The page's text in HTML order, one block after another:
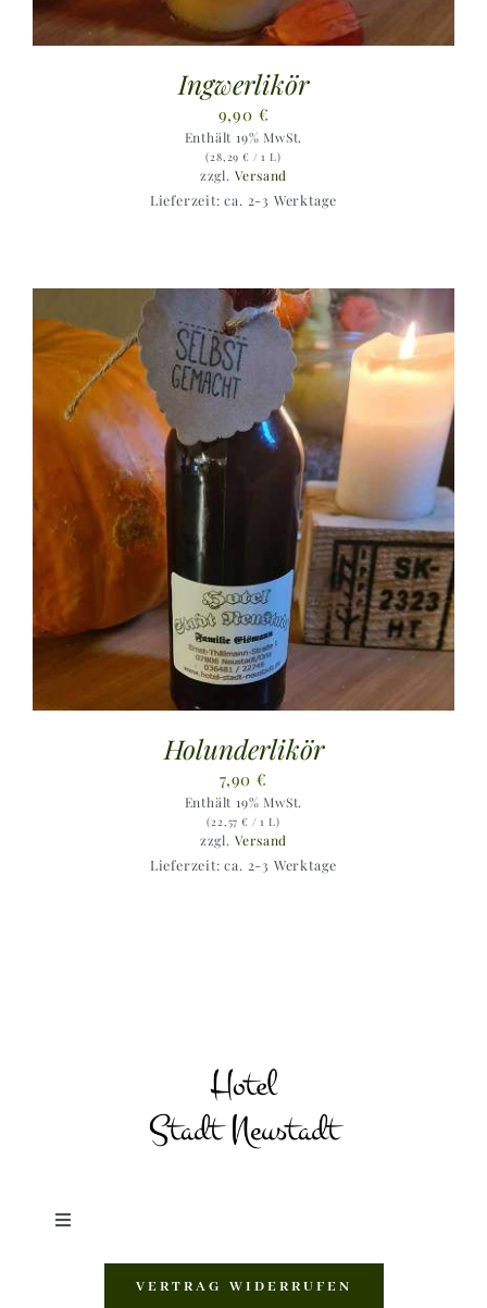
Ingwerlikör
9,90 €
Enthält 19% MwSt.
(28,29€ / 1 L)
zzgl. Versand
Lieferzeit: ca. 2-3 Werktage
Holunderlikör
7,90€
Enthält 19% MwSt.
(22,57€ / 1 L)
zzgl. Versand
Lieferzeit: ca. 2-3 Werktage
Toggle
VERTRAG WIDERRUFEN